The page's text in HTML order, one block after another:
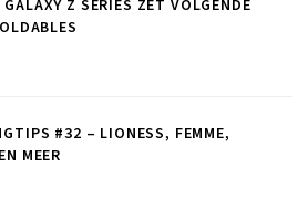
Z SERIES ZET VOLGENDE
#32 – LIONESS, FEMME,
MEER